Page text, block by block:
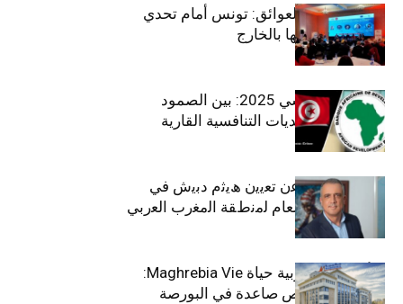
بين الطموح والعوائق: تونس أمام تحدي
استعادة كفاءاتها بالخارج
الاقتصاد التونسي 2025: بين الصمود
الاجتماعي وتحديات التنافسية القارية
ﺗﯾﺗرا ﺑﺎك ﺗﻌﻠن ﻋن ﺗﻌﯾﯾن ھﯾﺛم دﺑﯾش ﻓﻲ
ﻣﻧﺻب اﻟﻣدﯾر اﻟﻌﺎم ﻟﻣﻧطﻘﺔ اﻟﻣﻐرب اﻟﻌرﺑﻲ
وﻏرب أﻓرﯾﻘﯾﺎ
التأمينات المغربية حياة Maghrebia Vie:
فاعل رائد بفرص صاعدة في البورصة